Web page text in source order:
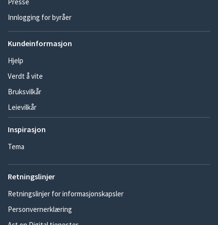
Innlogging for byråer
Kundeinformasjon
Hjelp
Verdt å vite
Bruksvilkår
Leievilkår
Inspirasjon
Tema
Retningslinjer
Retningslinjer for informasjonskapsler
Personvernerklæring